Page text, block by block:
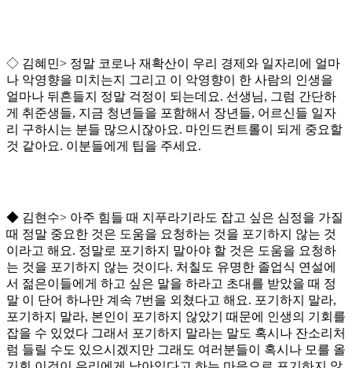
◇ 김혜민> 정말 코로나 재확산이 우리 경제와 일자리에 얼마
나 악영향을 미치는지 그리고 이 악영향이 한 사람의 인생을
얼마나 뒤흔들지 정말 걱정이 되는데요. 선생님, 그럼 간단하
게 취준생들, 지금 청년들을 포함해서 장년들, 어르신들 일자
리 구하시는 분들 많으시잖아요. 마인드컨트롤이 되게 중요할
것 같아요. 이분들에게 팁을 주세요.
◆ 김현수> 아주 힘들 때 지푸라기라도 잡고 싶은 심정을 가질
때 정말 중요한 것은 도움을 요청하는 것을 포기하지 않는 것
이라고 해요. 정말로 포기하지 말아야 할 것은 도움을 요청하
는 것을 포기하지 않는 것이다. 처칠도 유명한 졸업식 연설에
서 젊은이들에게 하고 싶은 말을 하라고 초대를 받았을 때 정
말 이 단어 하나만 계속 7번을 외쳤다고 해요. 포기하지 말라,
포기하지 말라, 본인이 포기하지 않았기 때문에 인생의 기회를
잡을 수 있었다 그래서 포기하지 말라는 말도 혹시나 잔소리처
럼 들릴 수도 있으시겠지만 그래도 여러분들이 혹시나 모를 올